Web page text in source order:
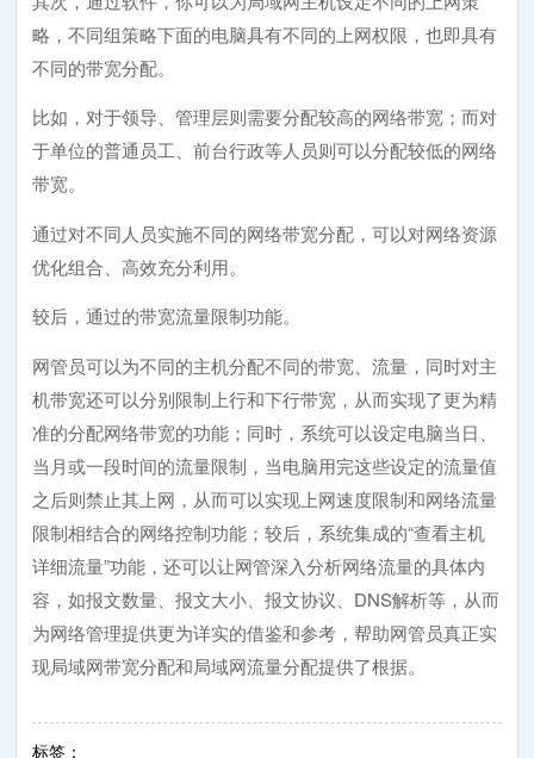
略，不同组策略下面的电脑具有不同的上网权限，也即具有
不同的带宽分配。
比如，对于领导、管理层则需要分配较高的网络带宽；而对
于单位的普通员工、前台行政等人员则可以分配较低的网络
带宽。
通过对不同人员实施不同的网络带宽分配，可以对网络资源
优化组合、高效充分利用。
较后，通过的带宽流量限制功能。
网管员可以为不同的主机分配不同的带宽、流量，同时对主
机带宽还可以分别限制上行和下行带宽，从而实现了更为精
准的分配网络带宽的功能；同时，系统可以设定电脑当日、
当月或一段时间的流量限制，当电脑用完这些设定的流量值
之后则禁止其上网，从而可以实现上网速度限制和网络流量
限制相结合的网络控制功能；较后，系统集成的“查看主机
详细流量”功能，还可以让网管深入分析网络流量的具体内
容，如报文数量、报文大小、报文协议、DNS解析等，从而
为网络管理提供更为详实的借鉴和参考，帮助网管员真正实
现局域网带宽分配和局域网流量分配提供了根据。
标签：